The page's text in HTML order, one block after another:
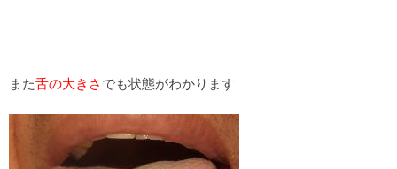
また舌の大きさ でも状態がわかります